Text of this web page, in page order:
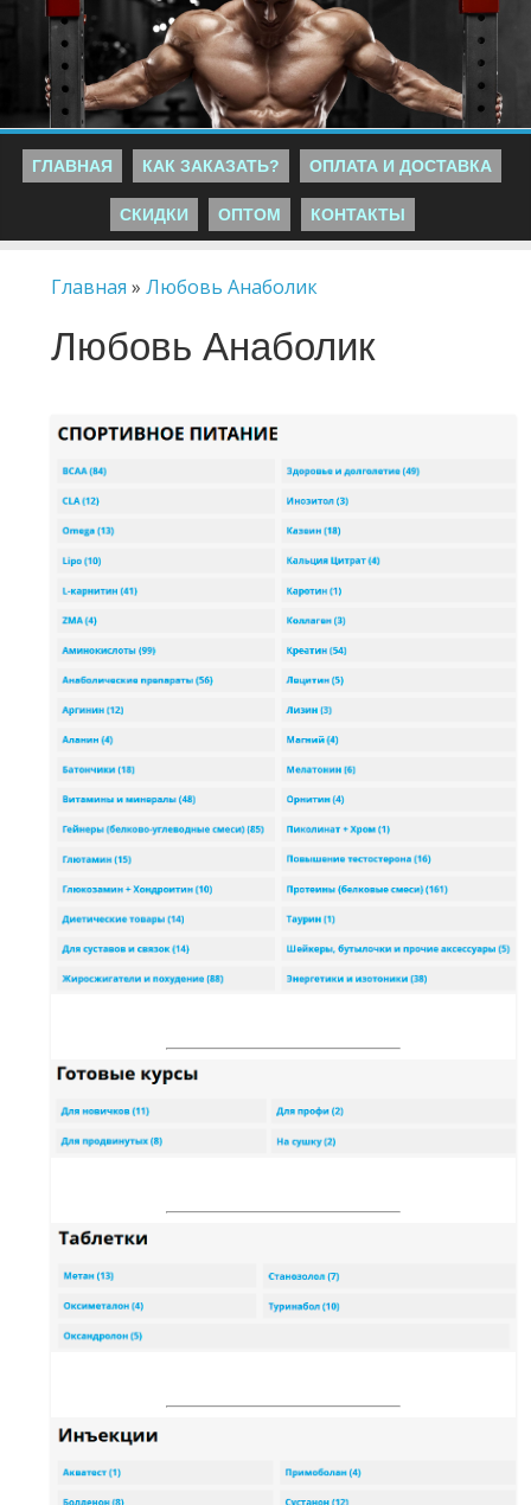
ГЛАВНАЯ КАК ЗАКАЗАТЬ? ОПЛАТА И ДОСТАВКА
СКИДКИ ОПТОМ КОНТАКТЫ
Главная »Любовь Анаболик
Любовь Анаболик